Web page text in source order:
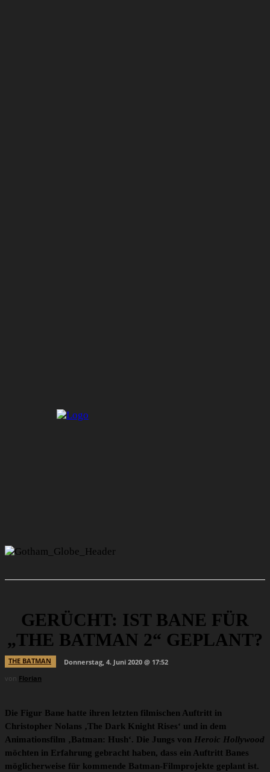
GERÜCHT: IST BANE FÜR
„THE BATMAN 2“ GEPLANT?
THE BATMAN
Donnerstag, 4. Juni 2020 @ 17:52
von Florian
Die Figur Bane hatte ihren letzten filmischen Auftritt in
Christopher Nolans ‚The Dark Knight Rises‘ und in dem
Animationsfilm ‚Batman: Hush‘. Die Jungs von Heroic Hollywood
möchten in Erfahrung gebracht haben, dass ein Auftritt Banes
möglicherweise für kommende Batman-Filmprojekte geplant ist.